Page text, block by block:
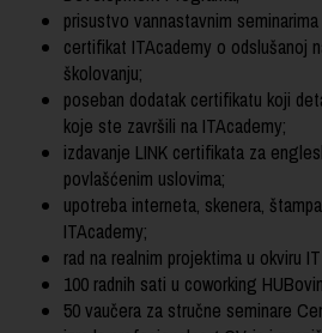
prisustvo vannastavnim
certifikat ITAcademy o odslušanoj
školovanju;
poseban dodatak certifikatu koji
koje ste završili na ITAcademy;
izdavanje LINK certifikata za
povlašćenim uslovima;
upotreba interneta, skenera,
ITAcademy;
rad na realnim projektima u okviru
100 radnih sati u coworking
50 vaučera za stručne seminare